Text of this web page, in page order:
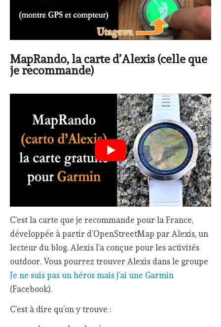
MapRando, la carte d’Alexis (celle que
je recommande)
C’est la carte que je recommande pour la France,
développée à partir d’OpenStreetMap par Alexis, un
lecteur du blog. Alexis l’a conçue pour les activités
outdoor. Vous pourrez trouver Alexis dans le groupe
Je ne suis pas un héros mais j’ai une Garmin
(Facebook).
C’est à dire qu’on y trouve :